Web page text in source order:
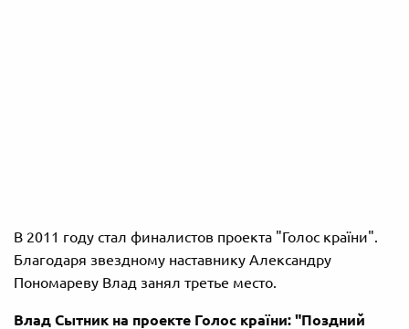
В 2011 году стал финалистов проекта "Голос країни".
Благодаря звездному наставнику Александру
Пономареву Влад занял третье место.
Влад Сытник на проекте Голос країни: "Поздний